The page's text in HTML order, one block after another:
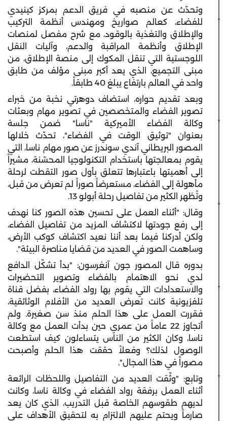
وتحدّث عن منصبه في فريق الدعم بمركز كينيدي
للفضاء، كعالم صواريخ ومهندس أنظمة التركيب
والإطلاق والتغذية بالوقود، مع شرح مفصل لمنصات
الإطلاق وأنظمة المراقبة والدعم، وآليات النقل
اللوجستية التي تنقل المكوك إلى منصة الإطلاق، من
مبنى التجميع، الذي يعد أكبر مبنى مؤلف من طابق
واحد في العالم بارتفاع يبلغ 40 طابقاً.
وبعد تقديم حواره، استضاف دوهرتي نخبة من خبراء
تصوير الفضاء والمتخصصين في تصوير مهام وبعثات
وكالة الفضاء الأميركية "ناسا" ضمن جلسة
بعنوان "توثيق الوقت في الفضاء"، تحدّث خلالها
المصور البريطاني آندي سوندرز عن صور مهام ناسا، التي
يقوم بمعالجتها باستخدام التكنولوجيا المحسّنة، مشيراً
إلى أهميتها باعتبارها تتعلق بأول صور التقطت لرحلة
مأهولة إلى الفضاء، مستعرضاً صوراً لم تعرض من قبل،
وتًظهر الكثير من تفاصيل رحلة أبولو 13.
وقال: "أثناء العمل على تحسين هذه الصور كنا نهدف
إلى رفع جودتها لاكتشاف المزيد من تفاصيل الفضاء،
ولكن أدركنا فيما بعد أننا نعيد اكتشاف كوكب الأرض،
وساهمت الصور في العديد من قضايا مناصرة البيئة".
بدوره قال المصور جون آنغرسون: "بدأ تشكّل الدافع
لدي نحو الاهتمام بالفضاء وتصوير التحضيرات
والاستعدادات التي يقوم بها رواد الفضاء، بفضل قناة
تلفزيونية كانت تعرض العديد من الأفلام الوثائقية،
فقررت العمل على هذا الحلم منذ سن صغيرة. ولم
أتجاوز 22 عاماً من عمري حين بدأت العمل مع وكالة
ناسا، وكان الكثير من الناس يتساءلون كيف استطعت
الوصول لذلك؟ وفعلاً حققت هذا الحلم وأصبحت
مصوراً في هذا المجال".
وتابع: "وثّقت العديد من التفاصيل واللحظات الرائعة
أثناء العمل برفقة رواد الفضاء في وكالة ناسا، وكانت
لديهم طقوسهم الخاصة قبل التدريب، الذي كان يعد
صارماً ويحتم عليهم الالتزام به لتحقيق الأهداف على